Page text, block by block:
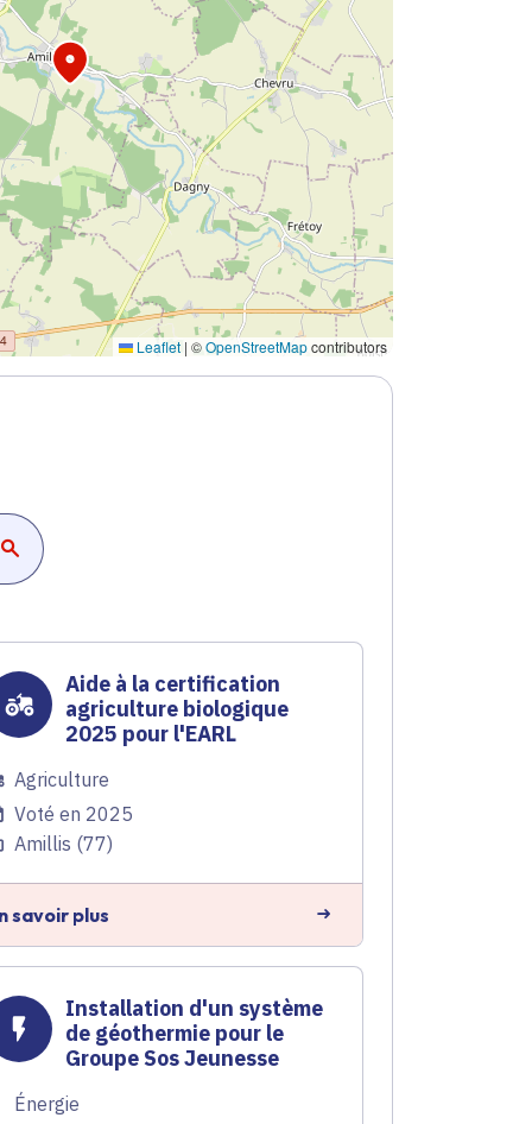
Leaflet | ©OpenStreetMapcontributors
Aide à la certification
agriculture biologique
2025 pour l'EARL
Agriculture
Voté en 2025
Amillis (77)
savoir plus
Installation d'un système
de géothermie pour le
Groupe Sos Jeunesse
Énergie